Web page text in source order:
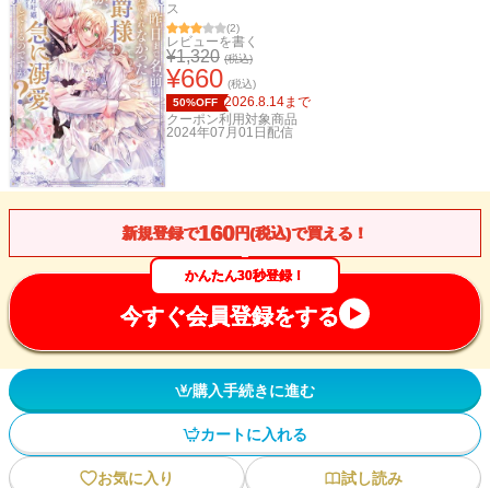
ス
(2)
レビューを書く
¥1,320 (税込)
¥660 (税込)
50%OFF 2026.8.14まで
クーポン利用対象商品
2024年07月01日 配信
新規登録で160円(税込)で買える！
かんたん30秒登録！
今すぐ会員登録をする
購入手続きに進む
カートに入れる
お気に入り
試し読み